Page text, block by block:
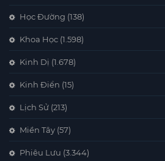
Học Đường (138)
Khoa Học (1.598)
Kinh Dị (1.678)
Kinh Điển (15)
Lịch Sử (213)
Miền Tây (57)
Phiêu Lưu (3.344)